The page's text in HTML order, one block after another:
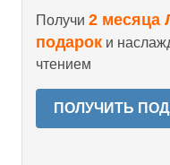
Получи 2 месяца
подарок и
чтением
ПОЛУЧИТЬ